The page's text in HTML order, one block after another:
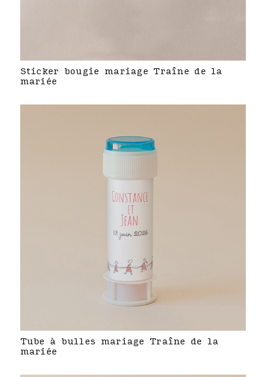
Sticker bougie mariage Traîne de la
mariée
Tube à bulles mariage Traîne de la
mariée